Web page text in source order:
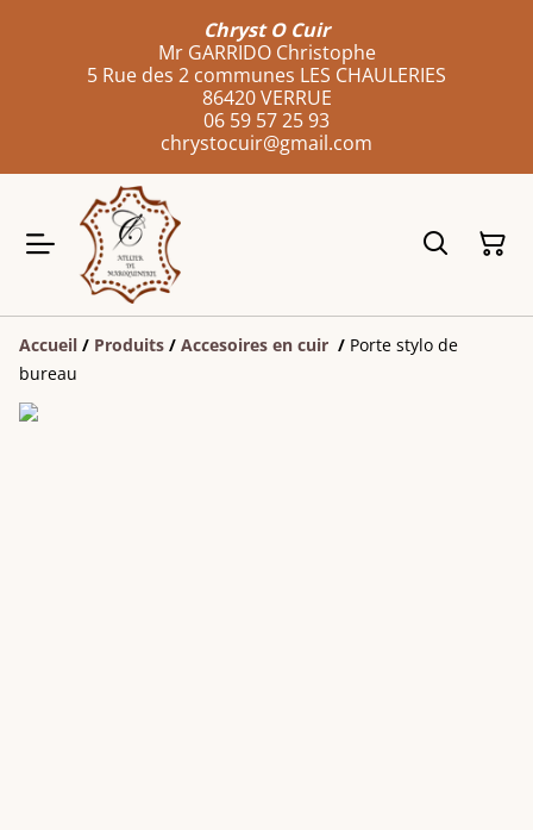
Chryst O Cuir
Mr GARRIDO Christophe
5 Rue des 2 communes LES CHAULERIES
86420 VERRUE
06 59 57 25 93
chrystocuir@gmail.com
Accueil / Produits / Accesoires en cuir / Porte stylo de
bureau